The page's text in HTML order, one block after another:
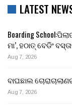
LATEST
Boarding
ମା’, ହଠାତ୍ ବେଡିଂ
Aug 7, 2026
ବାଘଛାଲ
Aug 7, 2026